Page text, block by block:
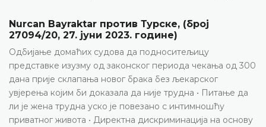
Nurcan Bayraktar против Турске, (број
27094/20, 27. јуни 2023. године)
Одбијање домаћих судова да подноситељицу
представке изузму од законског периода чекања од 300
дана прије склапања новог брака без љекарског
увјерења којим би доказала да није трудна • Питање да
ли је жена трудна уско је повезано с интимношћу
приватног живота • Директна дискриминација на основу